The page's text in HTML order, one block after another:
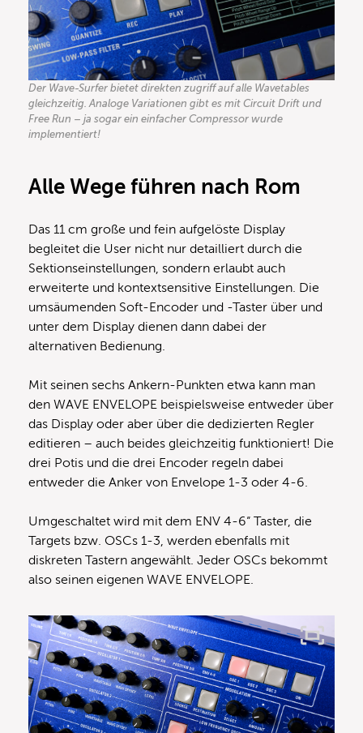
Der Wave-Surfer bietet direkten zugriff auf alle Wavetables
gleichzeitig. Analoge Variationen gibt es mit Circuit Drift und
Free Run – ja sogar ein einfacher Compressor wurde
implementiert!
Alle Wege führen nach Rom
Das 11 cm große und fein aufgelöste Display
begleitet die User nicht nur detailliert durch die
Sektionseinstellungen, sondern erlaubt auch
erweiterte und kontextsensitive Einstellungen. Die
umsäumenden Soft-Encoder und -Taster über und
unter dem Display dienen dann dabei der
alternativen Bedienung.
Mit seinen sechs Ankern-Punkten etwa kann man
den WAVE ENVELOPE beispielsweise entweder über
das Display oder aber über die dedizierten Regler
editieren – auch beides gleichzeitig funktioniert! Die
drei Potis und die drei Encoder regeln dabei
entweder die Anker von Envelope 1-3 oder 4-6.
Umgeschaltet wird mit dem ENV 4-6“ Taster, die
Targets bzw. OSCs 1-3, werden ebenfalls mit
diskreten Tastern angewählt. Jeder OSCs bekommt
also seinen eigenen WAVE ENVELOPE.